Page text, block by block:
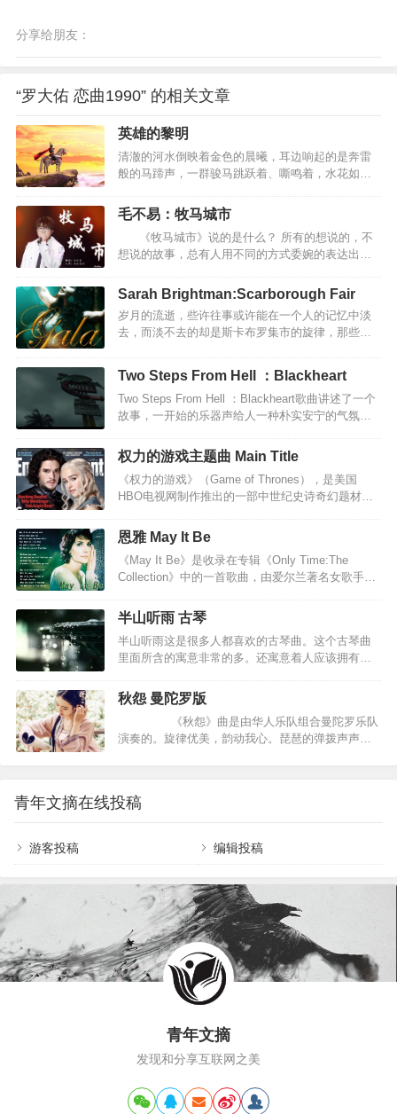
分享给朋友：
“罗大佑 恋曲1990” 的相关文章
英雄的黎明
清澈的河水倒映着金色的晨曦，耳边响起的是奔雷
般的马蹄声，一群骏马跳跃着、嘶鸣着，水花如浪
在褐色披风中的矫健身影 当号角吹起，英雄不再沉
默！难忘战斗时,激昂的动荡气势!当准备逝去的那一
刻,眼里流露出的思乡心绪和温柔的儿女神态:也许军
人的宿命就是战死沙场，永不后悔!正所谓风萧萧兮
易水寒，壮士一去不复返。整个音乐一开头并不是
圆号，而是古筝，犹如蜻蜓点水，然后才是一段红
日初升的圆号气势恢宏。很恢宏但是并没有吞山河
的气势，而是一种将要爆发之前的压抑。脑补这样
的一…
毛不易：牧马城市
《牧马城市》说的是什么？ 所有的想说的，不
想说的故事，总有人用不同的方式委婉的表达出
逾越的风景，于是反反复复的吟唱或排练单调的动
作，只为了一个赞许的，感同身受的目光。 《牧马
城市》是一首不知该怎么说的歌，但它却很好的表
达了许多人的生活，其中也包括我，一个普普通通
的人，却也有着不普通的梦想。 游走在世界上，每
个角落的人啊，身上背负的岂止是远方，更有坚不
Sarah Brightman:Scarborough Fair
岁月的流逝，些许往事或许能在一个人的记忆中淡
去，而淡不去的却是斯卡布罗集市的旋律，那些快
令人回首。Scarborough Fair（斯卡堡集市，也译作
斯卡布罗集市”），是一首旋律优美的经典英文歌
曲，曾作为第40届奥斯卡获奖影片《毕业生》（The
处的触动。《斯卡布罗集市》诉说了一个缠绵凄美
的爱情故事：一个参军的男青年远离自己相爱的姑
娘在战争中不幸遇难，但长满…
Two Steps From Hell ：Blackheart
Two Steps From Hell ：Blackheart歌曲讲述了一个
故事，一开始的乐器声给人一种朴实安宁的气氛，
的感觉。然后曲调未变，但一下子成了如泣似诉，
正如同国家腐败，征收重税，使得民不聊生。后一
段变奏描述了人民在沉默中即将爆发。接着转入正
题，，加入了人声合唱，这个意思我不太明白，有
可能是悲壮失败，也可能仅仅是一个战役的高潮。
…
权力的游戏主题曲 Main Title
《权力的游戏》（Game of Thrones），是美国
HBO电视网制作推出的一部中世纪史诗奇幻题材的
小说《冰与火之歌》系列。在2011年，美国HBO电
视网对《冰与火之歌》进行改编，拍成了《权力的
游戏》这部非常精彩的电视剧。其中的配乐非常震
撼，无与伦比。每次一听到觉得血液沸腾，纵横捭
阖的感觉，是一种大格局大史诗 ，脑中闪过无数画
面和家族旗帜。王者之气，霸气，威武，神圣不可
宽广并且富于感情，能表达深沉和忧…
恩雅 May It Be
《May It Be》是收录在专辑《Only Time:The
Collection》中的一首歌曲，由爱尔兰著名女歌手恩
题曲。 空灵的曲调，如天籁之音，如夜空之中闪烁
的星。曲调平淡中略带伤感，又不失庄重。仿佛在
漫长的黑夜中走了很久的路，但前方依然有希望，
阳光就在不远处。 此曲一出世，即受到大众的喜
爱，获得奥斯卡“最佳原创歌曲”金球奖”最佳原创歌
曲“格莱美奖”最佳电影歌曲“等多项荣誉。May it be
半山听雨 古琴
半山听雨这是很多人都喜欢的古琴曲。这个古琴曲
里面所含的寓意非常的多。还寓意着人应该拥有一
细雨拍打着树叶，这样就能使得心中有一种非常安
然的恬静。更寓意着人应该忘了俗世的烦恼和喧
嚣，在这样的美景下，对于每个人来说都应该忘却
其他的烦恼，享受现在这样飘摇的感觉，度过这随
耳的琴声，仿佛就已经走入了空山幽谷中，雨的音
符淋漓着，路边花儿开着，旁边寺庙里一片静谧，
只有雨打在树叶上，…
秋怨 曼陀罗版
《秋怨》曲是由华人乐队组合曼陀罗乐队
演奏的。旋律优美，韵动我心。琵琶的弹拨声声，
一首经典的忧伤曲，安抚了旧日的创伤，喜欢这首
曲子,带着幽幽惆怅,诉着丝丝情怨…
青年文摘在线投稿
游客投稿 编辑投稿
青年文摘
发现和分享互联网之美